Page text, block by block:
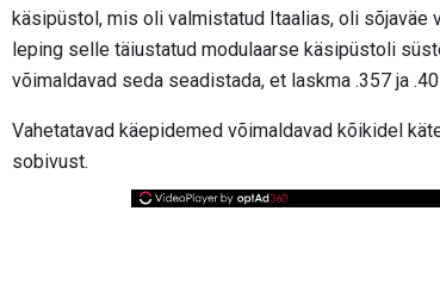
käsipüstol, mis oli valmistatud Itaalias, oli sõjaväe
leping selle täiustatud modulaarse käsipüstoli
võimaldavad seda seadistada, et laskma .357 ja
Vahetatavad käepidemed võimaldavad kõikidel
sobivust.